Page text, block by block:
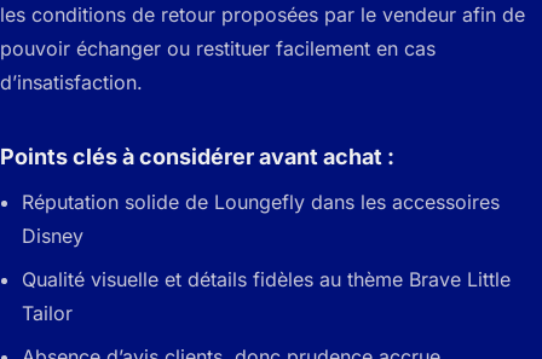
les conditions de retour proposées par le vendeur afin de
pouvoir échanger ou restituer facilement en cas
d’insatisfaction.
Points clés à considérer avant achat :
Réputation solide de Loungefly dans les accessoires
Disney
Qualité visuelle et détails fidèles au thème Brave Little
Tailor